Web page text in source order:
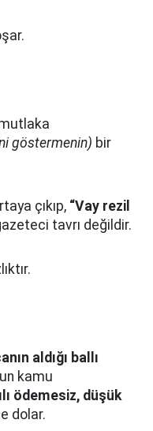
göstermenin) bir
çıkıp, “Vay rezil
tavrı değildir.
aldığı ballı
kamu
ödemesiz, düşük
dolar.